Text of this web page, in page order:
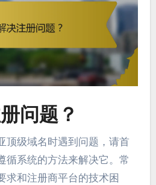
问题？
顶级域名时遇到问题，请首
循系统的方法来解决它。常
求和注册商平台的技术困